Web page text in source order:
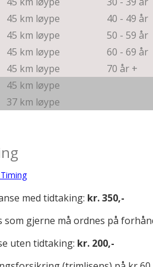
45 km løype
40 - 49 år
45 km løype
50 - 59 år
45 km løype
60 - 69 år
45 km løype
70 år +
45 km løype
37 km løype
med tidtaking: kr. 350,-
som gjerne må ordnes på
uten tidtaking: kr. 200,-